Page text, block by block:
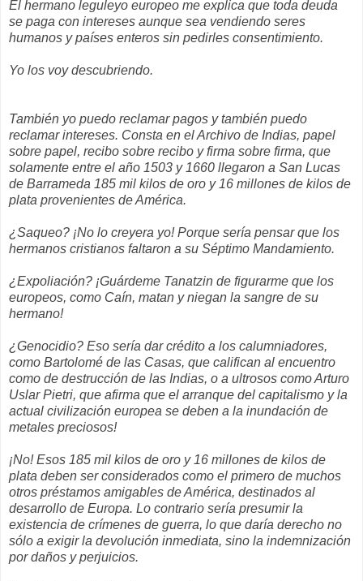
El hermano leguleyo europeo me explica que toda deuda
se paga con intereses aunque sea vendiendo seres
humanos y países enteros sin pedirles consentimiento.
Yo los voy descubriendo.
También yo puedo reclamar pagos y también puedo
reclamar intereses. Consta en el Archivo de Indias, papel
sobre papel, recibo sobre recibo y firma sobre firma, que
solamente entre el año 1503 y 1660 llegaron a San Lucas
de Barrameda 185 mil kilos de oro y 16 millones de kilos de
plata provenientes de América.
¿Saqueo? ¡No lo creyera yo! Porque sería pensar que los
hermanos cristianos faltaron a su Séptimo Mandamiento.
¿Expoliación? ¡Guárdeme Tanatzin de figurarme que los
europeos, como Caín, matan y niegan la sangre de su
hermano!
¿Genocidio? Eso sería dar crédito a los calumniadores,
como Bartolomé de las Casas, que califican al encuentro
como de destrucción de las Indias, o a ultrosos como Arturo
Uslar Pietri, que afirma que el arranque del capitalismo y la
actual civilización europea se deben a la inundación de
metales preciosos!
¡No! Esos 185 mil kilos de oro y 16 millones de kilos de
plata deben ser considerados como el primero de muchos
otros préstamos amigables de América, destinados al
desarrollo de Europa. Lo contrario sería presumir la
existencia de crímenes de guerra, lo que daría derecho no
sólo a exigir la devolución inmediata, sino la indemnización
por daños y perjuicios.